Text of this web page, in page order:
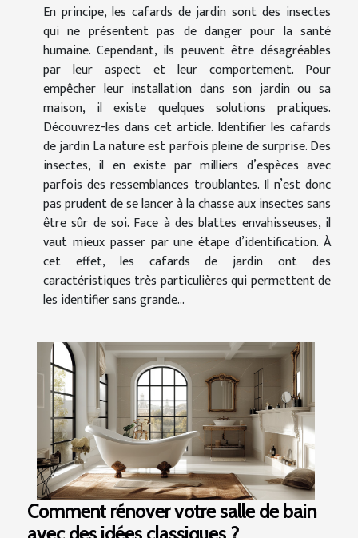
En principe, les cafards de jardin sont des insectes
qui ne présentent pas de danger pour la santé
humaine. Cependant, ils peuvent être désagréables
par leur aspect et leur comportement. Pour
empêcher leur installation dans son jardin ou sa
maison, il existe quelques solutions pratiques.
Découvrez-les dans cet article. Identifier les cafards
de jardin La nature est parfois pleine de surprise. Des
insectes, il en existe par milliers d’espèces avec
parfois des ressemblances troublantes. Il n’est donc
pas prudent de se lancer à la chasse aux insectes sans
être sûr de soi. Face à des blattes envahisseuses, il
vaut mieux passer par une étape d’identification. À
cet effet, les cafards de jardin ont des
caractéristiques très particulières qui permettent de
les identifier sans grande...
Comment rénover votre salle de bain